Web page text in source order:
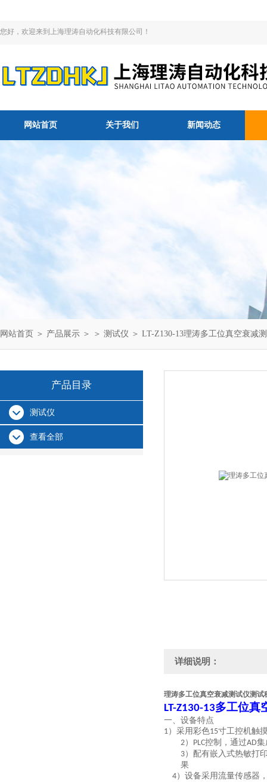
您好，欢迎来到上海理涛自动化科技有限公司！
网站首页 关于我们 新闻动态
网站首页 ＞ 产品展示 ＞ ＞ 测试仪 ＞ LT-Z130-13理涛多工位真空衰减
产品目录
测试仪
查看全部
详细说明：
理涛多工位真空衰减测试仪测试
LT-Z130-13多工位真
一、设备特点
1） 采用彩色15寸工控机触
2） PLC控制，通过AD集
3）配有嵌入式热敏打
果
4）设备采用流量传感器